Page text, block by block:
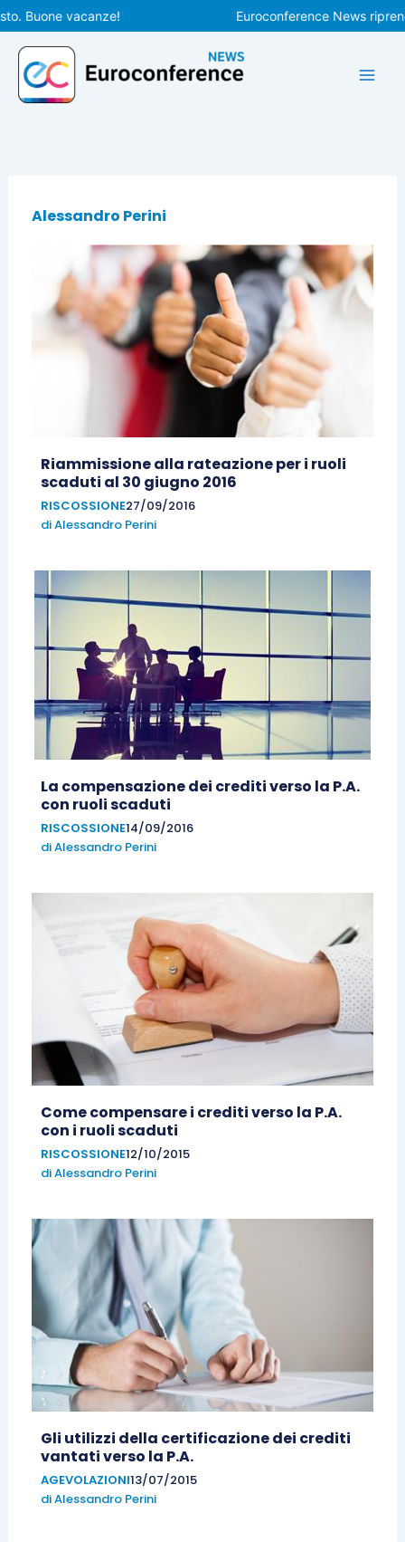
Vai
al
contenuto
vacanze! Euroconference News
Alessandro Perini
Riammissione alla rateazione per i ruoli
scaduti al 30 giugno 2016
RISCOSSIONE27/09/2016
diAlessandro Perini
La compensazione dei crediti verso la P.A.
con ruoli scaduti
RISCOSSIONE14/09/2016
diAlessandro Perini
Come compensare i crediti verso la P.A.
con i ruoli scaduti
RISCOSSIONE12/10/2015
diAlessandro Perini
Gli utilizzi della certificazione dei crediti
vantati verso la P.A.
AGEVOLAZIONI13/07/2015
diAlessandro Perini